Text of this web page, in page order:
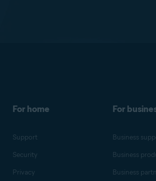
For home
Support
Security
Privacy
For
Business
Business
Business